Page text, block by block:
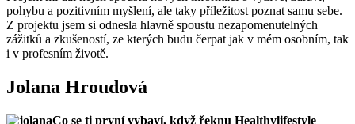
pohybu a pozitivním myšlení, ale taky příležitost poznat samu sebe.
Z projektu jsem si odnesla hlavně spoustu nezapomenutelných
zážitků a zkušeností, ze kterých budu čerpat jak v mém osobním, tak
i v profesním životě.
Jolana Hroudová
Co se ti první vybaví, když řeknu Healthylifestyle